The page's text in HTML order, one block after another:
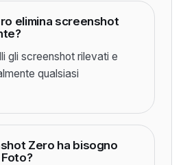
elimina screenshot
gli screenshot rilevati e
qualsiasi
Zero ha bisogno